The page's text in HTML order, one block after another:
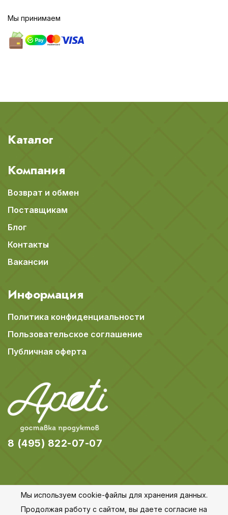
Мы принимаем
Каталог
Компания
Возврат и обмен
Поставщикам
Блог
Контакты
Вакансии
Информация
Политика конфиденциальности
Пользовательское соглашение
Публичная оферта
8 (495) 822-07-07
© 2018-2026 Apeti.ru,Карта сайта
Мы используем cookie-файлы для хранения данных.
Продолжая работу с сайтом, вы даете согласие на